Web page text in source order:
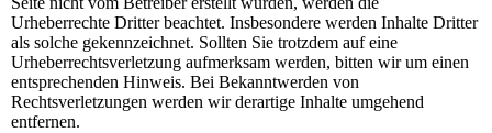
Urheberrechte Dritter beachtet. Insbesondere werden Inhalte Dritter
als solche gekennzeichnet. Sollten Sie trotzdem auf eine
Urheberrechtsverletzung aufmerksam werden, bitten wir um einen
entsprechenden Hinweis. Bei Bekanntwerden von
Rechtsverletzungen werden wir derartige Inhalte umgehend
entfernen.